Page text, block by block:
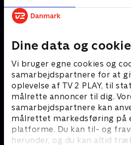
Dine data og
Vi bruger egne cookies og
samarbejdspartnere for at
oplevelse af TV 2 PLAY, til
målrette annoncer til dig.
samarbejdspartnere kan
målrettet markedsføring på
platforme. Du kan til- og
herunder, og du kan altid
Andre så også
Happy fucking Pride
Drama • 1 sæsoner